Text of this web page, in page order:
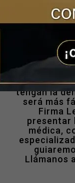
-Contar con
relación
pueden ser
consultas,
médicos o
Entre
tengan la
será más
Firma
presentar
médica,
Llámanos